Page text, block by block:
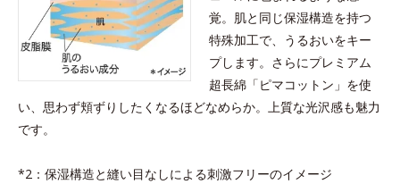
覚。肌と同じ保湿構造を持つ
特殊加工で、うるおいをキー
プします。さらにプレミアム
超長綿「ピマコットン」を使
い、思わず頬ずりしたくなるほどなめらか。上質な光沢感も魅力
です。
*2：保湿構造と縫い目なしによる刺激フリーのイメージ